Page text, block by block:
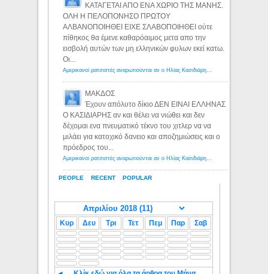
PEOPLE RECENT POPULAR
ΚΑΤΑΓΕΤΑΙ ΑΠΟ ΕΝΑ ΧΩΡΙΟ ΤΗΣ ΜΑΝΗΣ.
ΟΛΗ Η ΠΕΛΟΠΟΝΗΣΟ ΠΡΩΤΟΥ
ΑΛΒΑΝΟΠΟΙΗΘΕΙ ΕΙΧΕ ΣΛΑΒΟΠΟΙΗΘΕΙ ούτε
πίθηκος θα έμενε καθαρόαιμος μετα απο την
εισβολή αυτών των μη ελληνικών φυλων εκεί κατω.
Οι...
Αμερικανοί ρατσιστές αναρωτιούνται αν ο Ηλίας Κασιδιάρης ανήκει στη λευκή φυλή... - Λόγιος Ερμής
ΜΑΚΔΟΣ
Έχουν απόλυτο δίκιο ΔΕΝ ΕΙΝΑΙ ΕΛΛΗΝΑΣ
Ο ΚΑΣΙΔΙΑΡΗΣ αν και θέλει να νιώθει και δεν
δέχομαι ενα πνευματικό τέκνο του χιτλερ να να
μιλάει για κατοχικό δανειο και αποζημιώσεις και ο
πρόεδρος του...
Αμερικανοί ρατσιστές αναρωτιούνται αν ο Ηλίας Κασιδιάρης ανήκει στη λευκή φυλή... - Λόγιος Ερμής
Κυρ Δευ Τρι Τετ Πεμ Παρ Σαβ